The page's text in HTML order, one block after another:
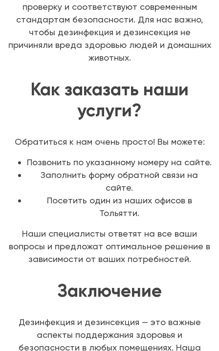
проверку и соответствуют современным
стандартам безопасности. Для нас важно,
чтобы дезинфекция и дезинсекция не
причиняли вреда здоровью людей и домашних
животных.
Как заказать наши
услуги?
Обратиться к нам очень просто! Вы можете:
Позвонить по указанному номеру на сайте.
Заполнить форму обратной связи на
сайте.
Посетить один из наших офисов в
Тольятти.
Наши специалисты ответят на все ваши
вопросы и предложат оптимальное решение в
зависимости от ваших потребностей.
Заключение
Дезинфекция и дезинсекция — это важные
аспекты поддержания здоровья и
безопасности в любых помещениях. Наша